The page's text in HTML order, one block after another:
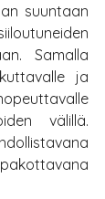
suuntaan
Samalla
ja
välillä.